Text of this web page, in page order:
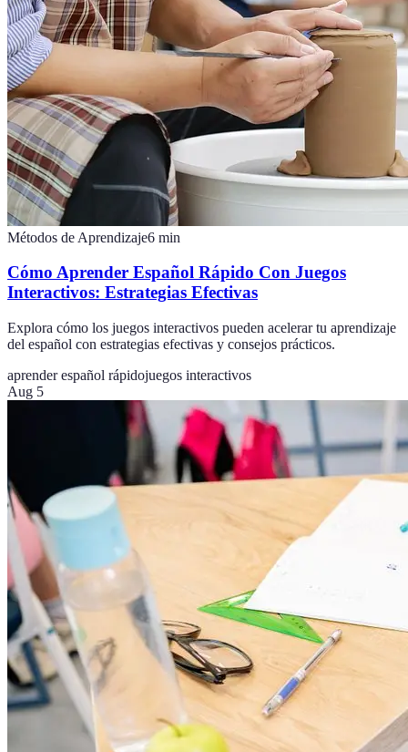
Métodos de Aprendizaje6 min
Cómo Aprender Español Rápido Con Juegos
Interactivos: Estrategias Efectivas
Explora cómo los juegos interactivos pueden acelerar tu aprendizaje
del español con estrategias efectivas y consejos prácticos.
aprender español rápidojuegos interactivos
Aug 5